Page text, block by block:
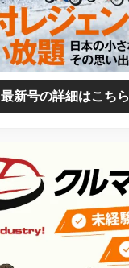
最新号の詳細はこちら